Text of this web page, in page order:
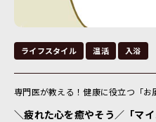
ライフスタイル 温活 入浴
専門医が教える！健康に役立つ「お
＼疲れた心を癒やそう／「マ